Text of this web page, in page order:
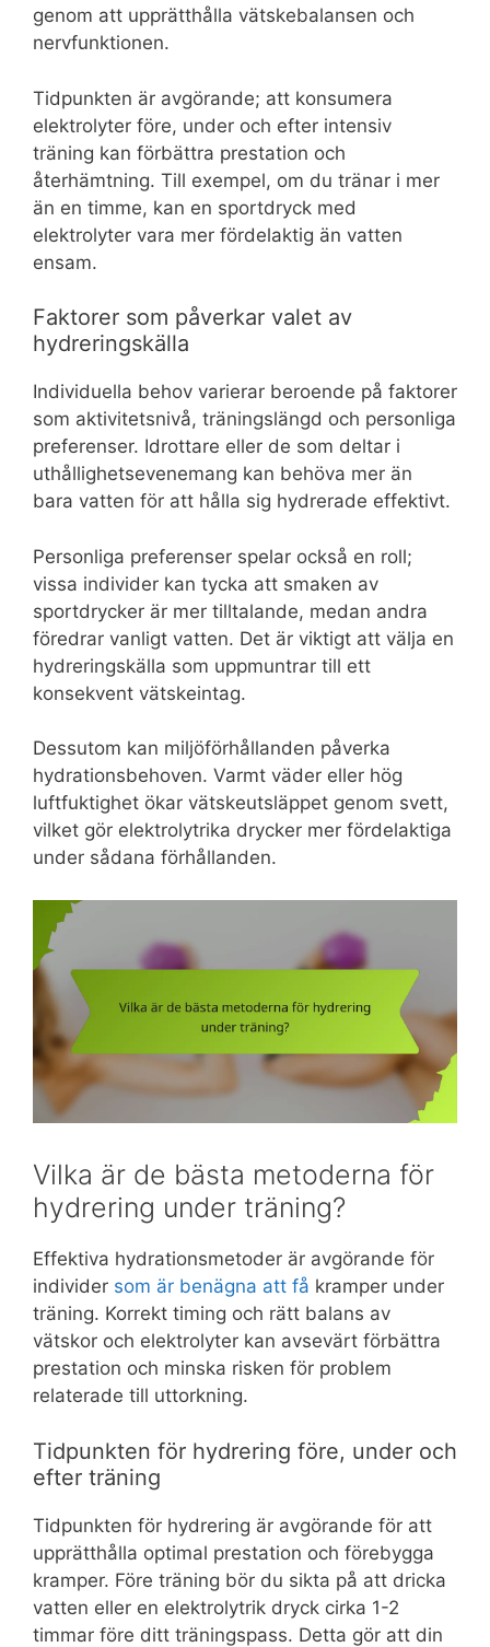
genom att upprätthålla vätskebalansen och
nervfunktionen.
Tidpunkten är avgörande; att konsumera
elektrolyter före, under och efter intensiv
träning kan förbättra prestation och
återhämtning. Till exempel, om du tränar i mer
än en timme, kan en sportdryck med
elektrolyter vara mer fördelaktig än vatten
ensam.
Faktorer som påverkar valet av
hydreringskälla
Individuella behov varierar beroende på faktorer
som aktivitetsnivå, träningslängd och personliga
preferenser. Idrottare eller de som deltar i
uthållighetsevenemang kan behöva mer än
bara vatten för att hålla sig hydrerade effektivt.
Personliga preferenser spelar också en roll;
vissa individer kan tycka att smaken av
sportdrycker är mer tilltalande, medan andra
föredrar vanligt vatten. Det är viktigt att välja en
hydreringskälla som uppmuntrar till ett
konsekvent vätskeintag.
Dessutom kan miljöförhållanden påverka
hydrationsbehoven. Varmt väder eller hög
luftfuktighet ökar vätskeutsläppet genom svett,
vilket gör elektrolytrika drycker mer fördelaktiga
under sådana förhållanden.
Vilka är de bästa metoderna för
hydrering under träning?
Effektiva hydrationsmetoder är avgörande för
individer som är benägna att få kramper under
träning. Korrekt timing och rätt balans av
vätskor och elektrolyter kan avsevärt förbättra
prestation och minska risken för problem
relaterade till uttorkning.
Tidpunkten för hydrering före, under och
efter träning
Tidpunkten för hydrering är avgörande för att
upprätthålla optimal prestation och förebygga
kramper. Före träning bör du sikta på att dricka
vatten eller en elektrolytrik dryck cirka 1-2
timmar före ditt träningspass. Detta gör att din